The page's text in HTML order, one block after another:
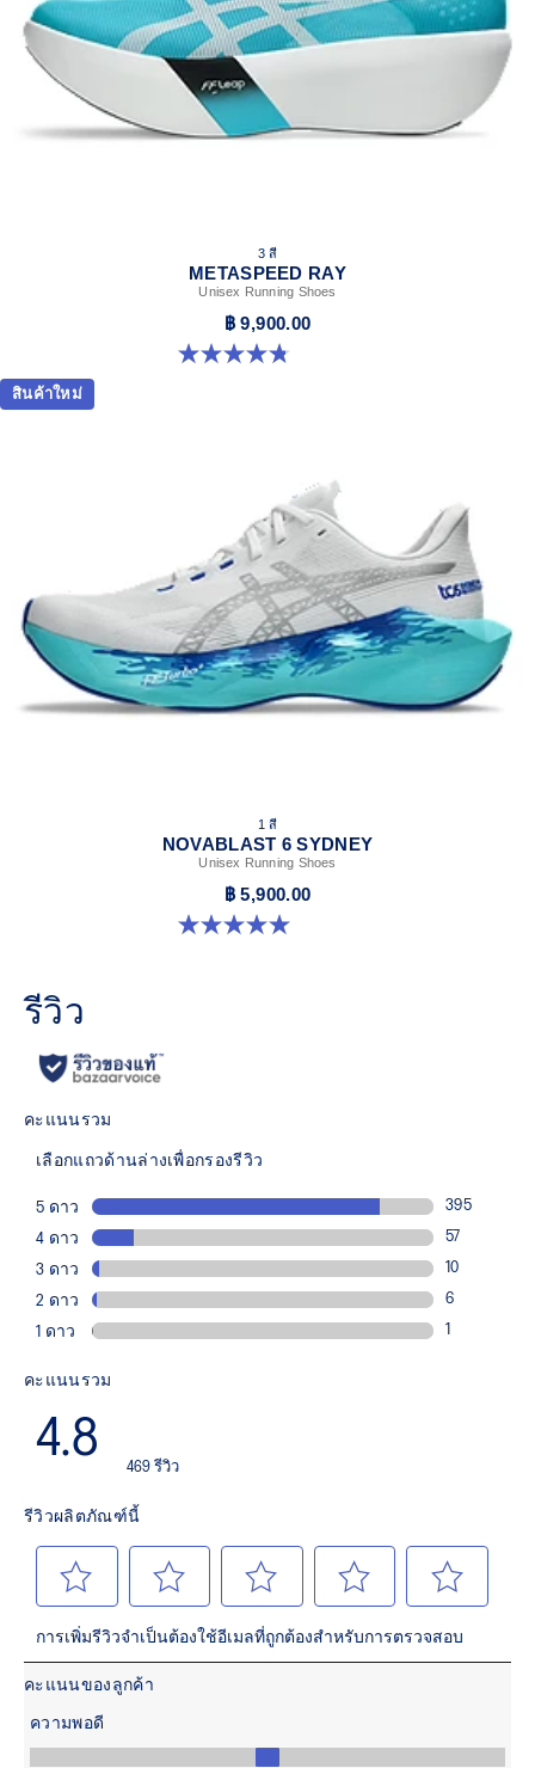
3 สี
METASPEED RAY
Unisex Running Shoes
฿ 9,900.00
4.8 จาก 5 ดาว 186 รีวิว
สินค้าใหม่
1 สี
NOVABLAST 6 SYDNEY
Unisex Running Shoes
฿ 5,900.00
5.0 จาก 5 ดาว 2 รีวิว